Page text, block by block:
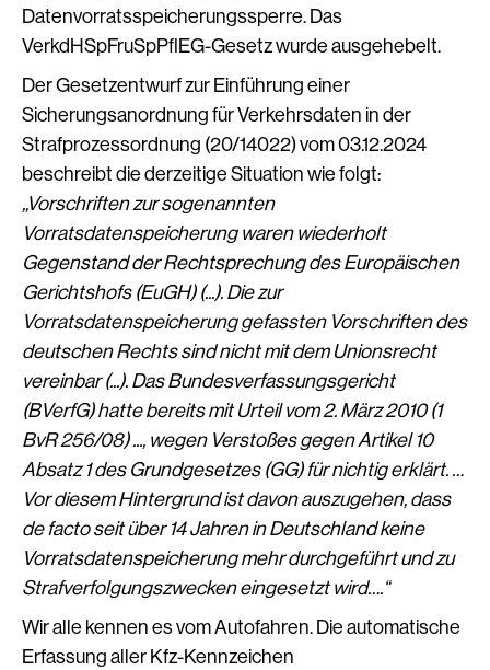
Datenvorratsspeicherungssperre. Das
VerkdHSpFruSpPflEG-Gesetz wurde ausgehebelt.
Der Gesetzentwurf zur Einführung einer
Sicherungsanordnung für Verkehrsdaten in der
Strafprozessordnung (20/14022) vom 03.12.2024
beschreibt die derzeitige Situation wie folgt:
,,Vorschriften zur sogenannten
Vorratsdatenspeicherung waren wiederholt
Gegenstand der Rechtsprechung des Europäischen
Gerichtshofs (EuGH) (...). Die zur
Vorratsdatenspeicherung gefassten Vorschriften des
deutschen Rechts sind nicht mit dem Unionsrecht
vereinbar (...). Das Bundesverfassungsgericht
(BVerfG) hatte bereits mit Urteil vom 2. März 2010 (1
BvR 256/08) ..., wegen Verstoßes gegen Artikel 10
Absatz 1 des Grundgesetzes (GG) für nichtig erklärt. …
Vor diesem Hintergrund ist davon auszugehen, dass
de facto seit über 14 Jahren in Deutschland keine
Vorratsdatenspeicherung mehr durchgeführt und zu
Strafverfolgungszwecken eingesetzt wird….“
Wir alle kennen es vom Autofahren. Die automatische
Erfassung aller Kfz-Kennzeichen